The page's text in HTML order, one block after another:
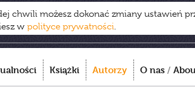
chwili możesz dokonać zmiany ustawień
w polityce prywatności.
Książki Autorzy O nas /